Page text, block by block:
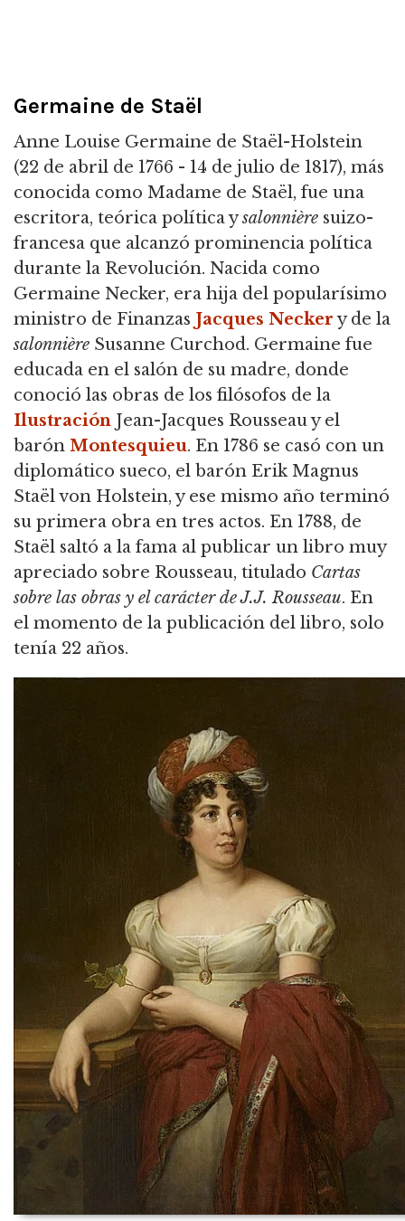
Germaine de Staël
Anne Louise Germaine de Staël-Holstein
(22 de abril de 1766 - 14 de julio de 1817), más
conocida como Madame de Staël, fue una
escritora, teórica política ysalonnière suizo-
francesa que alcanzó prominencia política
durante la Revolución. Nacida como
Germaine Necker, era hija del popularísimo
ministro de Finanzas Jacques Neckery de la
salonnière Susanne Curchod. Germaine fue
educada en el salón de su madre, donde
conoció las obras de los filósofos de la
Ilustración Jean-Jacques Rousseau y el
barón Montesquieu. En 1786 se casó con un
diplomático sueco, el barón Erik Magnus
Staël von Holstein, y ese mismo año terminó
su primera obra en tres actos. En 1788, de
Staël saltó a la fama al publicar un libro muy
apreciado sobre Rousseau, titulado Cartas
sobre las obras y el carácter de J.J. Rousseau. En
el momento de la publicación del libro, solo
tenía 22 años.